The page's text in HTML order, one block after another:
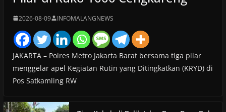
2026-08-09 INFOMALANGNEWS
JAKARTA – Polres Metro Jakarta Barat bersama tiga pilar
menggelar apel Kegiatan Rutin yang Ditingkatkan (KRYD) di
Pos Satkamling RW